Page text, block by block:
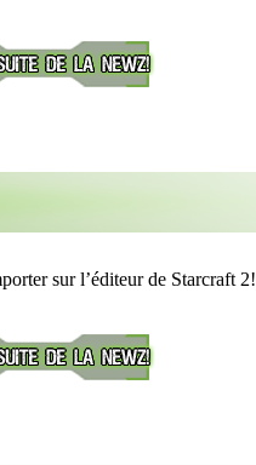
sur l’éditeur de Starcraft 2!